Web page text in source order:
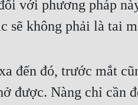
với phương pháp
sẽ không phải là tai
đến đó, trước mắt
được. Nàng chỉ cần